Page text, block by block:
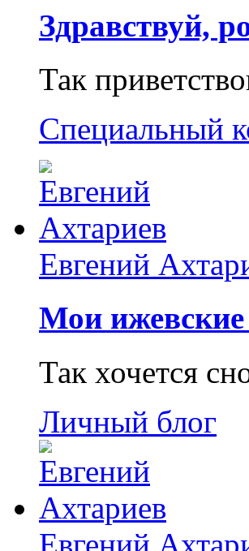
Здравствуй,
Так
Специальный
Евгений
Мои ижевские
Так хочется
Личный блог
Евгений